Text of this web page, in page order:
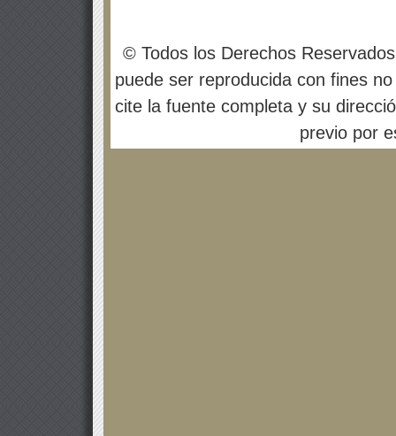
© Todos los Derechos
puede ser reproducida con fines
cite la fuente completa y su
previo por